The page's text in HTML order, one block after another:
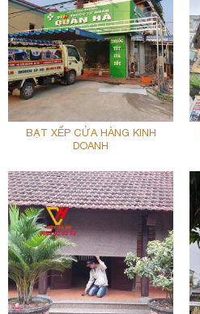
BẠT XẾP CỬA HÀNG KINH
DOANH